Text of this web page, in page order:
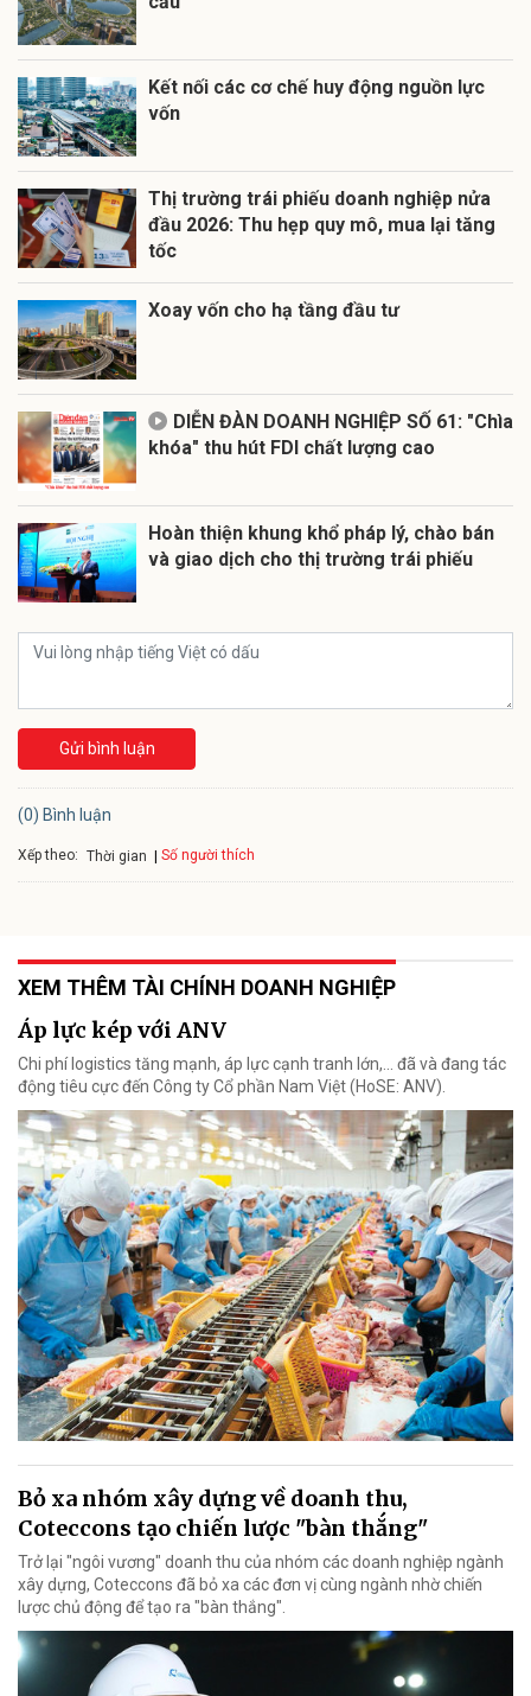
Kết nối các cơ chế huy động nguồn lực
vốn
Thị trường trái phiếu doanh nghiệp nửa
đầu 2026: Thu hẹp quy mô, mua lại tăng
tốc
Xoay vốn cho hạ tầng đầu tư
DIỄN ĐÀN DOANH NGHIỆP SỐ 61: "Chìa
khóa" thu hút FDI chất lượng cao
Hoàn thiện khung khổ pháp lý, chào bán
và giao dịch cho thị trường trái phiếu
Gửi bình luận
(0) Bình luận
Xếp theo: Thời gian Số người thích
XEM THÊM TÀI CHÍNH DOANH NGHIỆP
Áp lực kép với ANV
Chi phí logistics tăng mạnh, áp lực cạnh tranh lớn,... đã và đang tác
động tiêu cực đến Công ty Cổ phần Nam Việt (HoSE: ANV).
Bỏ xa nhóm xây dựng về doanh thu,
Coteccons tạo chiến lược "bàn thắng"
Trở lại "ngôi vương" doanh thu của nhóm các doanh nghiệp ngành
xây dựng, Coteccons đã bỏ xa các đơn vị cùng ngành nhờ chiến
lược chủ động để tạo ra "bàn thắng".